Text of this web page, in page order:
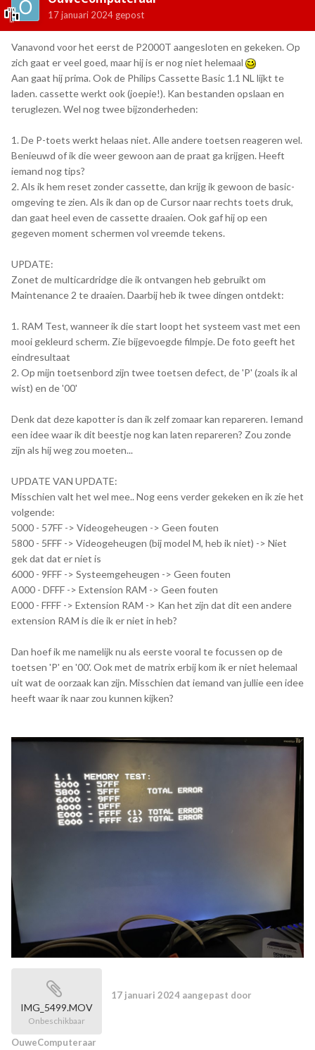
17 januari 2024 gepost
Vanavond voor het eerst de P2000T aangesloten en gekeken. Op
zich gaat er veel goed, maar hij is er nog niet helemaal
Aan gaat hij prima. Ook de Philips Cassette Basic 1.1 NL lijkt te
laden. cassette werkt ook (joepie!). Kan bestanden opslaan en
teruglezen. Wel nog twee bijzonderheden:
1. De P-toets werkt helaas niet. Alle andere toetsen reageren wel.
Benieuwd of ik die weer gewoon aan de praat ga krijgen. Heeft
iemand nog tips?
2. Als ik hem reset zonder cassette, dan krijg ik gewoon de basic-
omgeving te zien. Als ik dan op de Cursor naar rechts toets druk,
dan gaat heel even de cassette draaien. Ook gaf hij op een
gegeven moment schermen vol vreemde tekens.
UPDATE:
Zonet de multicardridge die ik ontvangen heb gebruikt om
Maintenance 2 te draaien. Daarbij heb ik twee dingen ontdekt:
1. RAM Test, wanneer ik die start loopt het systeem vast met een
mooi gekleurd scherm. Zie bijgevoegde filmpje. De foto geeft het
eindresultaat
2. Op mijn toetsenbord zijn twee toetsen defect, de 'P' (zoals ik al
wist) en de '00'
Denk dat deze kapotter is dan ik zelf zomaar kan repareren. Iemand
een idee waar ik dit beestje nog kan laten repareren? Zou zonde
zijn als hij weg zou moeten...
UPDATE VAN UPDATE:
Misschien valt het wel mee.. Nog eens verder gekeken en ik zie het
volgende:
5000 - 57FF -> Videogeheugen -> Geen fouten
5800 - 5FFF -> Videogeheugen (bij model M, heb ik niet) -> Niet
gek dat dat er niet is
6000 - 9FFF -> Systeemgeheugen -> Geen fouten
A000 - DFFF -> Extension RAM -> Geen fouten
E000 - FFFF -> Extension RAM -> Kan het zijn dat dit een andere
extension RAM is die ik er niet in heb?
Dan hoef ik me namelijk nu als eerste vooral te focussen op de
toetsen 'P' en '00'. Ook met de matrix erbij kom ik er niet helemaal
uit wat de oorzaak kan zijn. Misschien dat iemand van jullie een idee
heeft waar ik naar zou kunnen kijken?
IMG_5499.MOV
Onbeschikbaar
17 januari 2024 aangepast door
OuweComputeraar